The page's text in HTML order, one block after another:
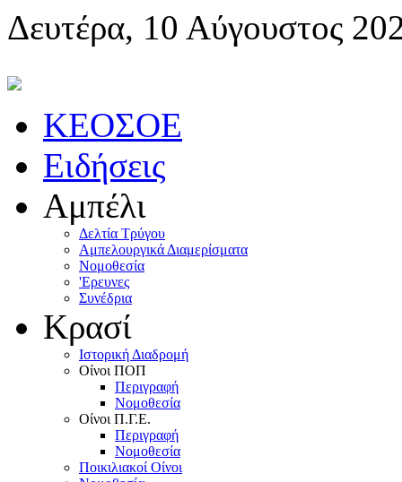
Δευτέρα, 10 Αύγουστος
KEOΣOE
Ειδήσεις
Αμπέλι
Δελτία Τρύγου
Αμπελουργικά Διαμερίσματα
Nομοθεσία
'Eρευνες
Συνέδρια
Κρασί
Iστορική Διαδρομή
Oίνοι ΠOΠ
Περιγραφή
Nομοθεσία
Oίνοι Π.Γ.E.
Περιγραφή
Νομοθεσία
Ποικιλιακοί Oίνοι